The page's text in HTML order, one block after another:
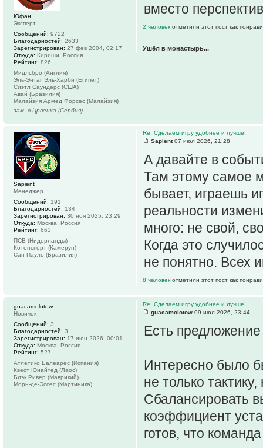
вместо
2 человек отметили этот пост как
Ушёл в монастырь...
Юфан
Эксперт
Сообщений: 9722
Благодарностей: 2633
Зарегистрирован: 27 фев 2004, 02:17
Откуда: Кириши, Россия
Рейтинг: 826
Мидлсбро (Англия)
Эль-Энтаг Эль-Харби (Египет)
Сиэтл Саундерс (США)
Авай (Бразилия)
Малайзия Армед Форсес (Малайзия)
зам. в Црвенка (Сербия)
Re: Сделаем игру удобнее и лучше!
Sapient07 июл 2026, 21:28
А давайте в
Там этому самое
бывает, играешь
реальности
много: не свой,
Когда это
не понятно. Всех
8 человек отметили этот пост как
Sapient
Менеджер
Сообщений: 191
Благодарностей: 134
Зарегистрирован: 30 ноя 2025, 23:29
Откуда: Москва, Россия
Рейтинг: 663
ПСВ (Нидерланды)
Котонспорт (Камерун)
Сан-Пауло (Бразилия)
Re: Сделаем игру удобнее и лучше!
guacamolotow 09 июл 2026, 23:44
Есть
Интересно было
не только
Сбалансировать
коэффициент
готов, что
guacamolotow
Новичок
Сообщений: 3
Благодарностей: 3
Зарегистрирован: 17 июн 2026, 00:01
Откуда: Москва, Россия
Рейтинг: 527
Атлетико Балеарес (Испания)
Квест Юнайтед (Лаос)
Блэк Ривер (Маврикий)
Морн-де-Эссес (Мартиника)